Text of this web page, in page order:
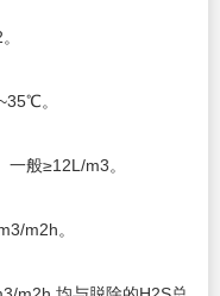
。
般≥12L/m3。
m2h。